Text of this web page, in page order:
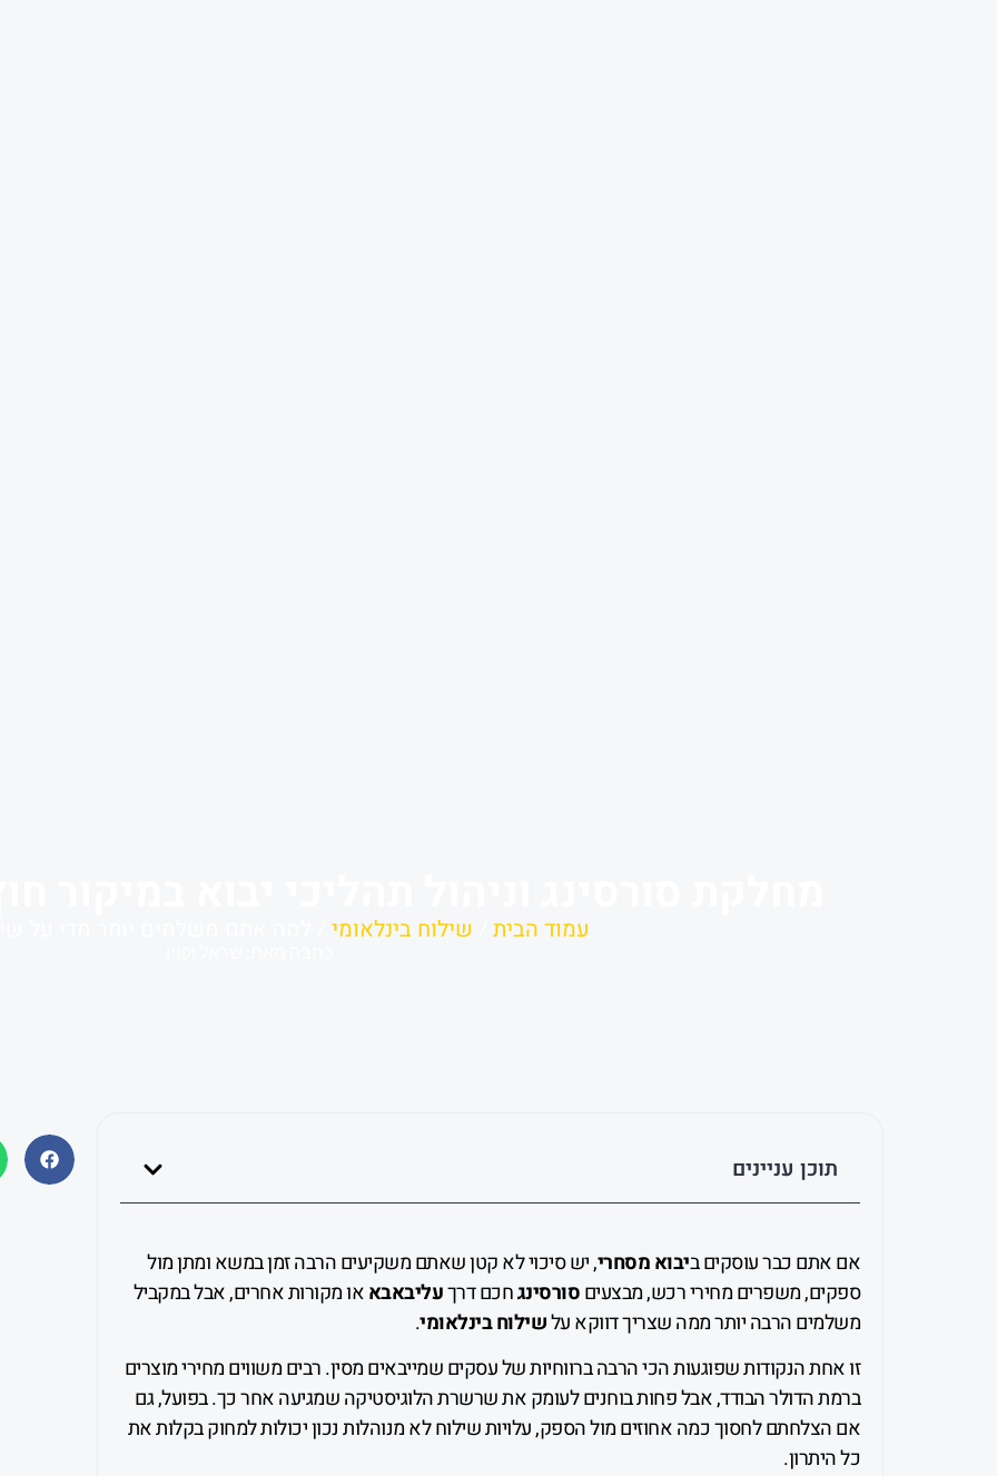
עמוד הבית שילוח בינלאומי
תוכן עניינים
אם אתם כבר עוסקים ביבוא מסחרי, יש סיכוי לא קטן שאתם משקיעים הרבה זמן במשא ומתן מול
ספקים, משפרים מחירי רכש, מבצעיםסורסינגחכם דרךעליבאבאאו מקורות אחרים, אבל במקביל
משלמים הרבה יותר ממה שצריך דווקא עלשילוח בינלאומי.
זו אחת הנקודות שפוגעות הכי הרבה ברווחיות של עסקים שמייבאים מסין. רבים משווים מחירי מוצרים
ברמת הדולר הבודד, אבל פחות בוחנים לעומק את שרשרת הלוגיסטיקה שמגיעה אחר כך. בפועל, גם
אם הצלחתם לחסוך כמה אחוזים מול הספק, עלויות שילוח לא מנוהלות נכון יכולות למחוק בקלות את
כל היתרון.